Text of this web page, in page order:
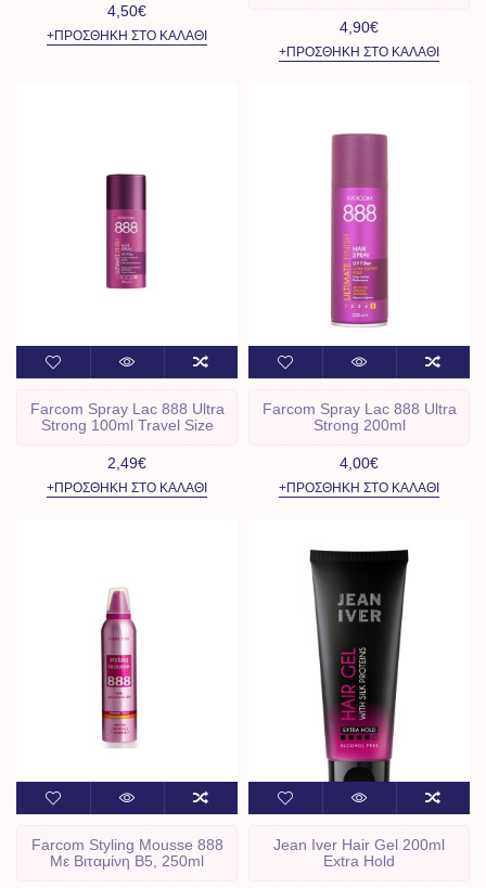
4,50€
+ΠΡΟΣΘΉΚΗ ΣΤΟ ΚΑΛΆΘΙ 4,90€
+ΠΡΟΣΘΉΚΗ ΣΤΟ ΚΑΛΆΘΙ
Farcom Spray Lac 888 Ultra
Strong 100ml Travel Size
2,49€
+ΠΡΟΣΘΉΚΗ ΣΤΟ ΚΑΛΆΘΙ
Farcom Spray Lac 888 Ultra
Strong 200ml
4,00€
+ΠΡΟΣΘΉΚΗ ΣΤΟ ΚΑΛΆΘΙ
Farcom Styling Mousse 888
Με Bιταμίνη Β5, 250ml
Jean Iver Hair Gel 200ml
Extra Hold